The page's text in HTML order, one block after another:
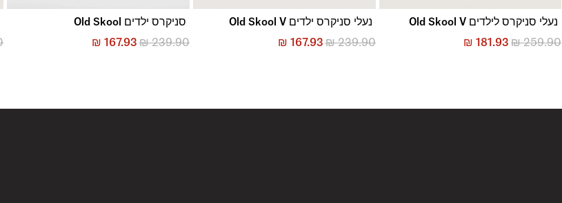
נעלי סניקרס לילדים Old Skool V
₪259.90
₪ 181.93
נעלי סניקרס ילדים Old Skool V
₪239.90
₪ 167.93
סניקרס ילדים Old Skool
₪239.90
₪ 167.93